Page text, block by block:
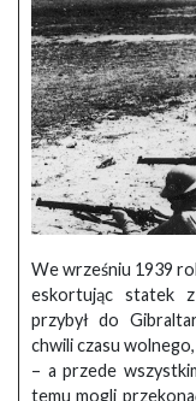
We wrześniu 1939
eskortując statek
przybył do
chwili czasu
– a przede
temu mogli